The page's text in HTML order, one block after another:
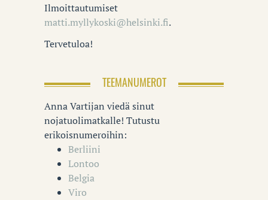
Ilmoittautumiset
matti.myllykoski@helsinki.fi.
Tervetuloa!
TEEMANUMEROT
Anna Vartijan viedä sinut
nojatuolimatkalle! Tutustu
erikoisnumeroihin:
Berliini
Lontoo
Belgia
Viro